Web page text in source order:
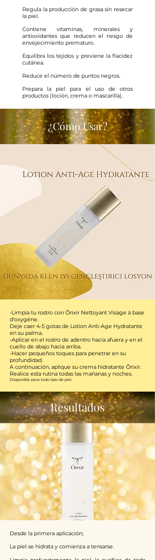
Regula la producción de grasa sin resecar
la piel.
Contiene vitaminas, minerales y
antioxidantes que reducen el riesgo de
envejecimiento prematuro.
Equilibra los tejidos y previene la flacidez
cutánea.
Reduce el número de puntos negros.
Prepara la piel para el uso de otros
productos (loción, crema o mascarilla).
¿Cómo Usar?
-Limpia tu rostro con Ôrixir Nettoyant Visage à base
d'oxygène.
Deje caer 4-5 gotas de Lotion Anti-Age Hydratante
en su palma.
-Aplicar en el rostro de adentro hacia afuera y en el
cuello de abajo hacia arriba.
-Hacer pequeños toques para penetrar en su
profundidad.
A continuación, aplique su crema hidratante Ôrixir.
Realice esta rutina todas las mañanas y noches.
Disponible para todo tipo de piel.
Resultados
Desde la primera aplicación;
La piel se hidrata y comienza a tensarse.